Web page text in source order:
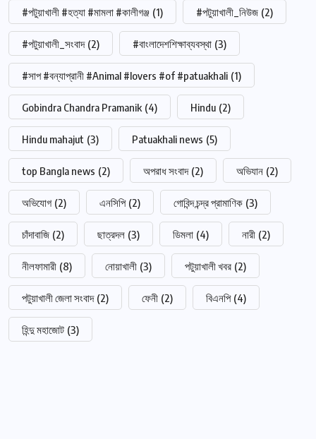
#পটুয়াখালী #হত্যা #মামলা #কালীগঞ্জ (1) #পটুয়াখালী_নিউজ (2)
#পটুয়াখালী_সংবাদ (2) #বাংলাদেশশিক্ষাব্যবস্থা (3)
#সাপ #বন্যাপ্রানী #Animal #lovers #of #patuakhali (1)
Gobindra Chandra Pramanik (4) Hindu (2)
Hindu mahajut (3) Patuakhali news (5)
top Bangla news (2) অপরাধ সংবাদ (2) অভিযান (2)
অভিযোগ (2) এনসিপি (2) গোবিন্দ চন্দ্র প্রামাণিক (3)
চাঁদাবাজি (2) ছাত্রদল (3) ডিমলা (4) নারী (2)
নীলফামারী (8) নোয়াখালী (3) পটুয়াখালী খবর (2)
পটুয়াখালী জেলা সংবাদ (2) ফেনী (2) বিএনপি (4)
হিন্দু মহাজোট (3)